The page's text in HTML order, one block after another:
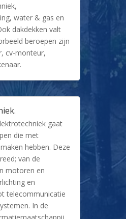
water & gas en
dakdekken valt
beroepen zijn
cv-monteur,
gaat
die met
hebben. Deze
van de
motoren en
en
telecommunicatie
In de